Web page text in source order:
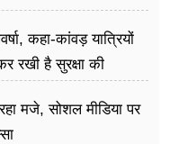
कहा-कांवड़ यात्रियों
रखी है सुरक्षा की
मजे, सोशल मीडिया पर